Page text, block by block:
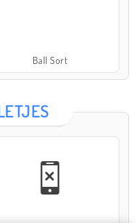
Ball Sort